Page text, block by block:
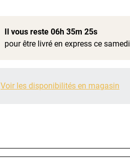
Il vous reste 06h 35m 24s
pour être livré en express ce samedi
Voir les disponibilités en magasin